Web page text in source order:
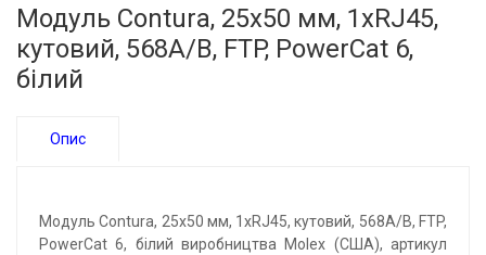
Модуль Contura, 25x50 мм, 1xRJ45,
кутовий, 568A/B, FTP, PowerCat 6,
білий
Опис
Модуль Contura, 25х50 мм, 1xRJ45, кутовий, 568A/B, FTP,
PowerCat 6, білий виробництва Molex (США), артикул